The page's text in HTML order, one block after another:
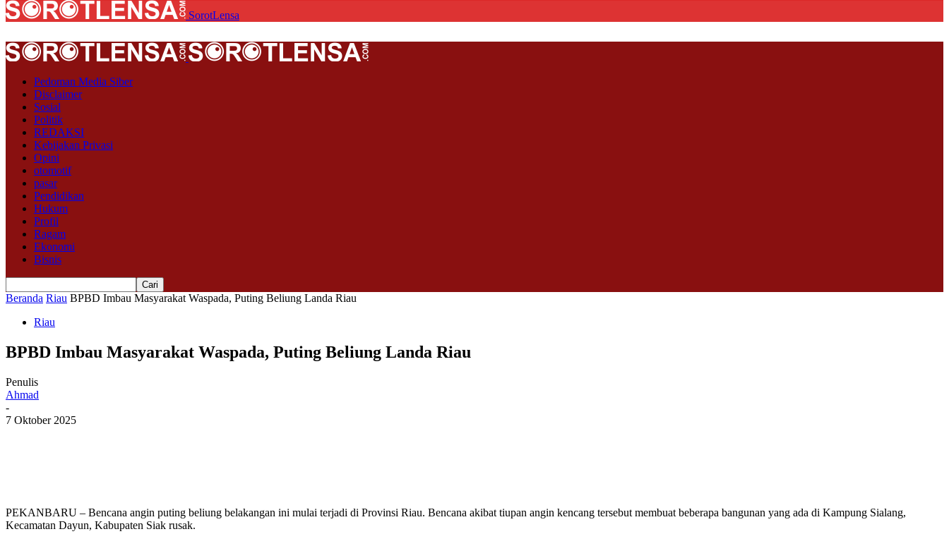
SorotLensa
Pedoman Media Siber
Disclaimer
Sosial
Politik
REDAKSI
Kebijakan Privasi
Opini
otomotif
pasar
Pendidikan
Hukum
Profil
Ragam
Ekonomi
Bisnis
Beranda Riau BPBD Imbau Masyarakat Waspada, Puting Beliung Landa Riau
Riau
BPBD Imbau Masyarakat Waspada, Puting Beliung Landa Riau
Penulis
Ahmad
-
7 Oktober 2025
PEKANBARU – Bencana angin puting beliung belakangan ini mulai terjadi di Provinsi Riau. Bencana akibat tiupan angin kencang tersebut membuat beberapa bangunan yang ada di Kampung Sialang,
Kecamatan Dayun, Kabupaten Siak rusak.